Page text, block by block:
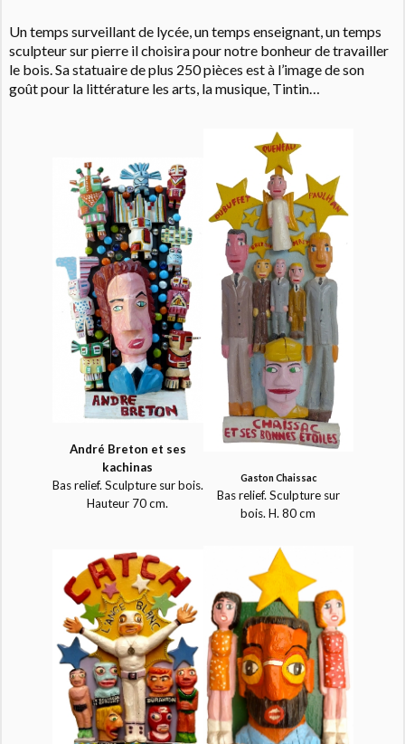
Un temps surveillant de lycée, un temps enseignant, un temps
sculpteur sur pierre il choisira pour notre bonheur de travailler
le bois. Sa statuaire de plus 250 pièces est à l’image de son
goût pour la littérature les arts, la musique, Tintin…
André Breton et ses
kachinas
Bas relief. Sculpture sur bois.
Hauteur 70 cm.
Gaston Chaissac
Bas relief. Sculpture sur
bois. H. 80 cm